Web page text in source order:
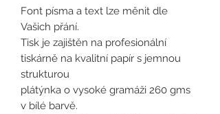
Font písma a text lze měnit dle
Vašich přání.
Tisk je zajištěn na profesionální
tiskárně na kvalitní papír s jemnou
strukturou
plátýnka o vysoké gramáži 260 gms
v bílé barvě.